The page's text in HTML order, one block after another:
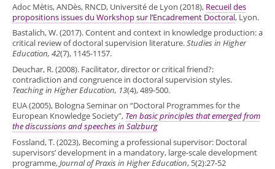
Adoc Mètis, ANDès, RNCD, Université de Lyon (2018), Recueil des
propositions issues du Workshop sur l’Encadrement Doctoral, Lyon.
Bastalich, W. (2017). Content and context in knowledge production: a
critical review of doctoral supervision literature.Studies in Higher
Education, 42(7), 1145-1157.
Deuchar, R. (2008). Facilitator, director or critical friend?:
contradiction and congruence in doctoral supervision styles.
Teaching in Higher Education, 13(4), 489-500.
EUA (2005), Bologna Seminar on “Doctoral Programmes for the
European Knowledge Society”, Ten basic principles that emerged from
the discussions and speeches in Salzburg
Fossland, T. (2023), Becoming a professional supervisor: Doctoral
supervisors’ development in a mandatory, large-scale development
programme,Journal of Praxis in Higher Education, 5(2):27-52